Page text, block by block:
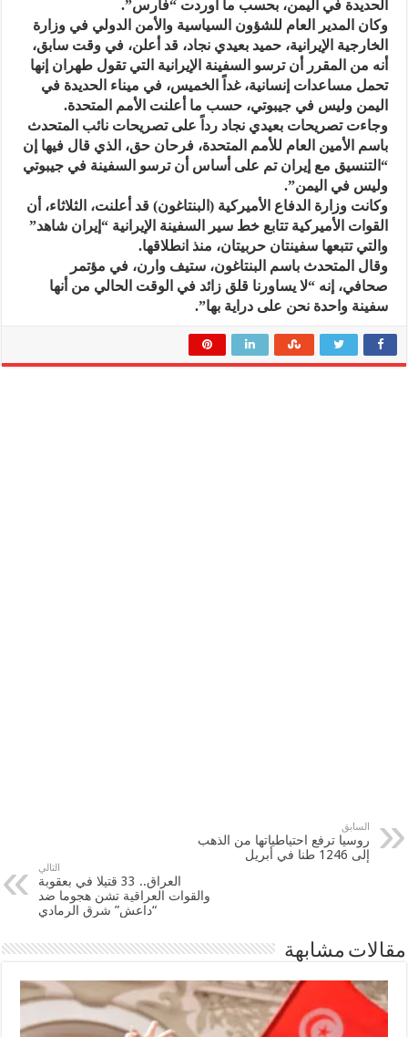
الحديدة في اليمن، بحسب ما أوردت “فارس”.
وكان المدير العام للشؤون السياسية والأمن الدولي في وزارة
الخارجية الإيرانية، حميد بعيدي نجاد، قد أعلن، في وقت سابق،
أنه من المقرر أن ترسو السفينة الإيرانية التي تقول طهران إنها
تحمل مساعدات إنسانية، غداً الخميس، في ميناء الحديدة في
اليمن وليس في جيبوتي، حسب ما أعلنت الأمم المتحدة.
وجاءت تصريحات بعيدي نجاد رداً على تصريحات نائب المتحدث
باسم الأمين العام للأمم المتحدة، فرحان حق، الذي قال فيها إن
“التنسيق مع إيران تم على أساس أن ترسو السفينة في جيبوتي
وليس في اليمن”.
وكانت وزارة الدفاع الأميركية (البنتاغون) قد أعلنت، الثلاثاء، أن
القوات الأميركية تتابع خط سير السفينة الإيرانية “إيران شاهد”
والتي تتبعها سفينتان حربيتان، منذ انطلاقها.
وقال المتحدث باسم البنتاغون، ستيف وارن، في مؤتمر
صحافي، إنه “لا يساورنا قلق زائد في الوقت الحالي من أنها
سفينة واحدة نحن على دراية بها”.
السابق
روسيا ترفع احتياطياتها من الذهب
إلى 1246 طنا في أبريل
التالي
العراق.. 33 قتيلا في بعقوبة
والقوات العراقية تشن هجوما ضد
“داعش” شرق الرمادي
مقالات مشابهة